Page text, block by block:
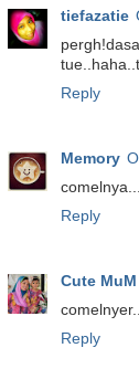
tiefazatie
Reply
Memory
Reply
Cute MuM
comelnyer..
Reply